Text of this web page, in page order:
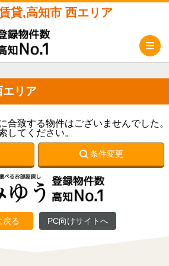
貸,高知市 西エリア
リア
合致する物件はございませんでした。
してください。
条件変更
戻る PC向けサイトへ